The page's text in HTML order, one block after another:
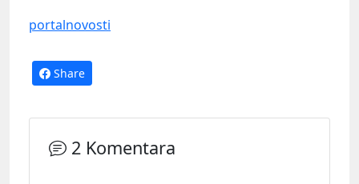
portalnovosti
Share
2 Komentara